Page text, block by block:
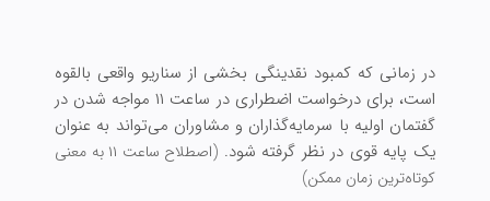
در زمانی که کمبود نقدینگی بخشی از سناریو واقعی بالقوه
است، برای درخواست اضطراری در ساعت ۱۱ مواجه شدن در
گفتمان اولیه با سرمایه‌گذاران و مشاوران می‌تواند به عنوان
یک پایه قوی در نظر گرفته شود.
(اصطلاح ساعت ۱۱ به معنی
کوتاه‌ترین زمان ممکن)